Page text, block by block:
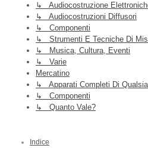
↳ Audiocostruzione
↳ Audiocostruzioni Diffusori
↳ Componenti
↳ Strumenti E Tecniche Di
↳ Musica, Cultura, Eventi
↳ Varie
Mercatino
↳ Apparati Completi Di
↳ Componenti
↳ Quanto Vale?
Indice